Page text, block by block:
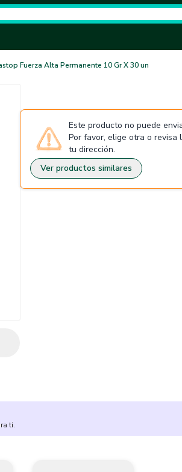
Fuerza Alta Permanente 10 Gr X 30 un
Este producto no puede
Por favor, elige otra o revisa
tu dirección.
Ver productos similares
ti.